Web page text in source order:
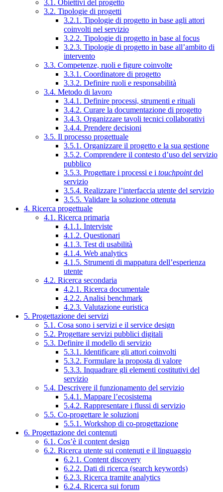
3.1. Obiettivi del progetto
3.2. Tipologie di progetti
3.2.1. Tipologie di progetto in base agli attori
coinvolti nel servizio
3.2.2. Tipologie di progetto in base al focus
3.2.3. Tipologie di progetto in base all’ambito di
intervento
3.3. Competenze, ruoli e figure coinvolte
3.3.1. Coordinatore di progetto
3.3.2. Definire ruoli e responsabilità
3.4. Metodo di lavoro
3.4.1. Definire processi, strumenti e rituali
3.4.2. Curare la documentazione di progetto
3.4.3. Organizzare tavoli tecnici collaborativi
3.4.4. Prendere decisioni
3.5. Il processo progettuale
3.5.1. Organizzare il progetto e la sua gestione
3.5.2. Comprendere il contesto d’uso del servizio
pubblico
3.5.3. Progettare i processi e i touchpointdel
servizio
3.5.4. Realizzare l’interfaccia utente del servizio
3.5.5. Validare la soluzione ottenuta
4. Ricerca progettuale
4.1. Ricerca primaria
4.1.1. Interviste
4.1.2. Questionari
4.1.3. Test di usabilità
4.1.4. Web analytics
4.1.5. Strumenti di mappatura dell’esperienza
utente
4.2. Ricerca secondaria
4.2.1. Ricerca documentale
4.2.2. Analisi benchmark
4.2.3. Valutazione euristica
5. Progettazione dei servizi
5.1. Cosa sono i servizi e il service design
5.2. Progettare servizi pubblici digitali
5.3. Definire il modello di servizio
5.3.1. Identificare gli attori coinvolti
5.3.2. Formulare la proposta di valore
5.3.3. Inquadrare gli elementi costitutivi del
servizio
5.4. Descrivere il funzionamento del servizio
5.4.1. Mappare l’ecosistema
5.4.2. Rappresentare i flussi di servizio
5.5. Co-progettare le soluzioni
5.5.1. Workshop di co-progettazione
6. Progettazione dei contenuti
6.1. Cos’è il content design
6.2. Ricerca utente sui contenuti e il linguaggio
6.2.1. Content discovery
6.2.2. Dati di ricerca (search keywords)
6.2.3. Ricerca tramite analytics
6.2.4. Ricerca sui forum